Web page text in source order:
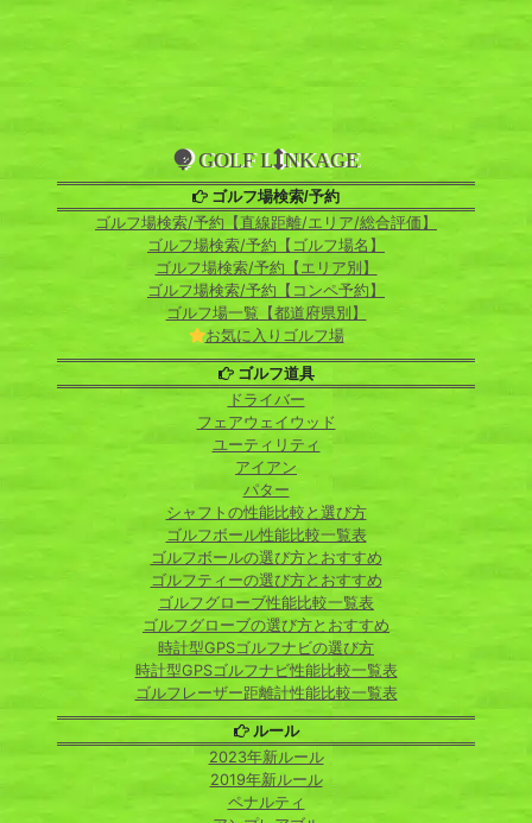
GOLF L NKAGE
ゴルフ場検索/予約
ゴルフ場検索/予約【直線距離/エリア/総合評価】
ゴルフ場検索/予約【ゴルフ場名】
ゴルフ場検索/予約【エリア別】
ゴルフ場検索/予約【コンペ予約】
ゴルフ場一覧【都道府県別】
お気に入りゴルフ場
ゴルフ道具
ドライバー
フェアウェイウッド
ユーティリティ
アイアン
パター
シャフトの性能比較と選び方
ゴルフボール性能比較一覧表
ゴルフボールの選び方とおすすめ
ゴルフティーの選び方とおすすめ
ゴルフグローブ性能比較一覧表
ゴルフグローブの選び方とおすすめ
時計型GPSゴルフナビの選び方
時計型GPSゴルフナビ性能比較一覧表
ゴルフレーザー距離計性能比較一覧表
ルール
2023年新ルール
2019年新ルール
ペナルティ